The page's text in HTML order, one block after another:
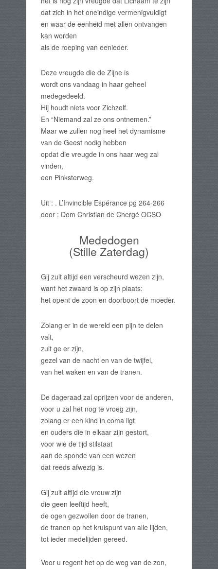
dat zich in het oneindige vermenigvuldigt
en waar de eenheid met allen ontvangen
kan worden
als de roeping van eenieder.
Deze vreugde die de Zijne is
wordt ons vandaag in haar geheel
medegedeeld.
Hij houdt niets voor Zichzelf.
En “Niemand zal ze ons ontnemen.”
Maar we zullen nog heel het dynamisme
van de Geest nodig hebben
opdat die vreugde in ons haar weg zal
vinden,
een Pinksterweg.
Uit : . L’Invincible Espérance pg 264-266
door : Dom Christian de Chergé OCSO
Mededogen
(Stille Zaterdag)
Gij zult altijd een verscheurd wezen zijn,
want het zwaard is op zijn plaats:
het opent de zoon en doorboort de moeder.
Zolang er in de wereld een pijn te delen
valt,
zult ge er zijn,
gezel van de nacht en van de twijfel,
van het waken en van de tranen.
De dageraad zal oprijzen voor de anderen,
voor u zal het nog te vroeg zijn,
zolang er een kind in coma ligt,
en ouders die in elkaar zijn gestort,
voor wie de tijd stilstaat
aan de sponde van een wezen
dat reeds afwezig is.
Gij zult altijd die vrouw zijn
die geen leeftijd heeft,
de ogen gezwollen door de tranen,
de tranen op het kruispunt van alle lijden,
tot ieder medelijden gereed.
Voor u regent het op de weg van de zon,